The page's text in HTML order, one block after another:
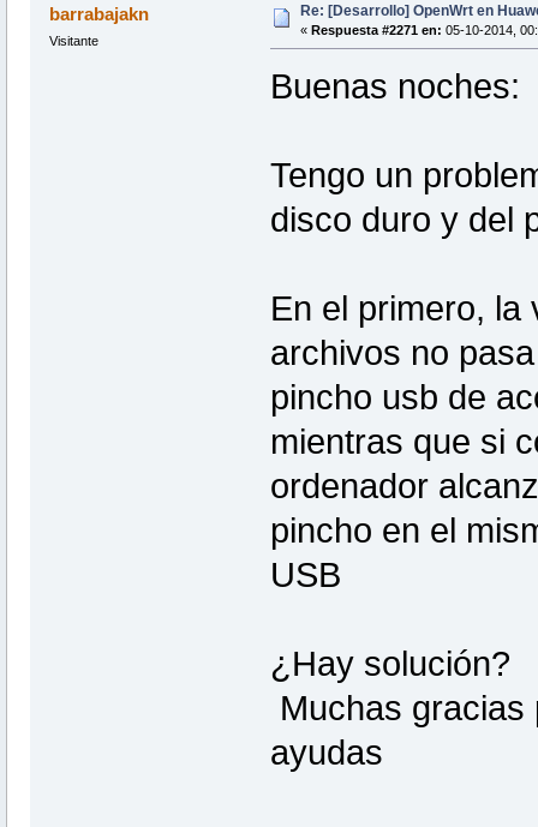
barrabajakn
Visitante
Re: [Desarrollo] OpenWrt en
« Respuesta #2271 en: 05-10-2014,
Buenas noches:
Tengo un
disco duro y del
En el primero, la
archivos no
pincho usb de
mientras que si
ordenador
pincho en el
USB
¿Hay solución?
Muchas
ayudas